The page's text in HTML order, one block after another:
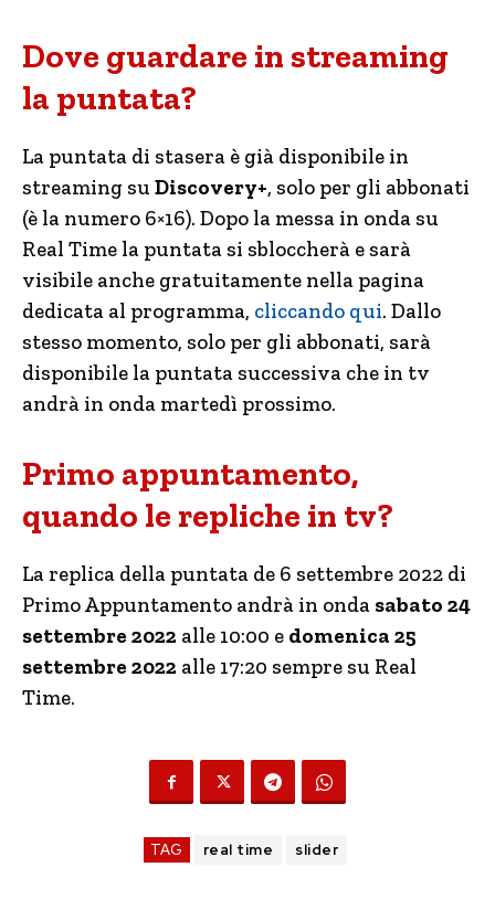
Dove guardare in streaming
la puntata?
La puntata di stasera è già disponibile in
streaming su Discovery+, solo per gli abbonati
(è la numero 6×16). Dopo la messa in onda su
Real Time la puntata si sbloccherà e sarà
visibile anche gratuitamente nella pagina
dedicata al programma, cliccando qui. Dallo
stesso momento, solo per gli abbonati, sarà
disponibile la puntata successiva che in tv
andrà in onda martedì prossimo.
Primo appuntamento,
quando le repliche in tv?
La replica della puntata de 6 settembre 2022 di
Primo Appuntamento andrà in onda sabato 24
settembre 2022 alle 10:00 e domenica 25
settembre 2022 alle 17:20 sempre su Real
Time.
TAG real time slider